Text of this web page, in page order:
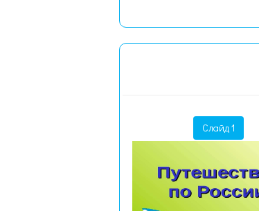
Слайд 1